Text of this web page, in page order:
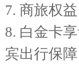
7. 商旅权
8. 白金卡
宾出行保